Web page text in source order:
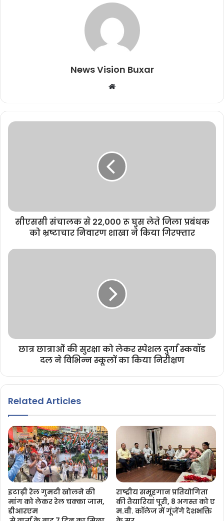
News Vision Buxar
b
s
e
सीएससी संचालक से 22,000 रू घुस लेते जिला प्रबंधक
को भ्रष्टाचार निवारण शाखा ने किया गिरफ्तार
छात्र छात्राओं की सुरक्षा को लेकर स्पेशल दुर्गा स्कवॉड
दल ने विभिन्न स्कूलों का किया निरीक्षण
Related Articles
इटाढ़ी रेल गुमटी खोलने की
मांग को लेकर रेल चक्का जाम,
डीआरएम
राष्ट्रीय समूहगान प्रतियोगिता
की तैयारियां पूरी, 8 अगस्त को ए
म.वी. कॉलेज में गूंजेंगे देशभक्ति